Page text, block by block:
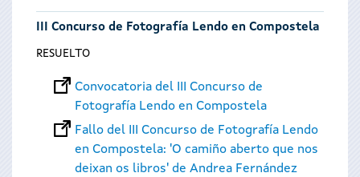
III Concurso de Fotografía Lendo en Compostela
RESUELTO
Convocatoria del III Concurso de
Fotografía Lendo en Compostela
Fallo del III Concurso de Fotografía Lendo
en Compostela: 'O camiño aberto que nos
deixan os libros' de Andrea Fernández